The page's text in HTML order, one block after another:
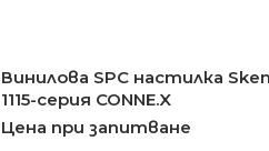
Винилова SPC настилка
1115-серия CONNE.X
Цена при запитване